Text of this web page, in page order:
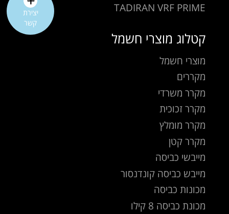
TADIRAN VRF PRIME
קטלוג מוצרי חשמל
מוצרי חשמל
מקררים
מקרר משרדי
מקרר זכוכית
מקרר מומלץ
מקרר קטן
מייבשי כביסה
מייבש כביסה קונדנסור
מכונות כביסה
מכונת כביסה 8 קילו
יצירת
קשר